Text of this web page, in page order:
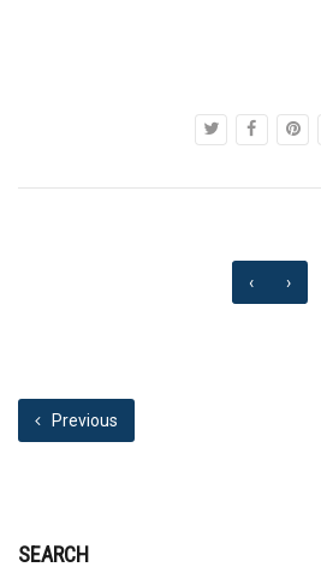
‹ ›
Previous
SEARCH